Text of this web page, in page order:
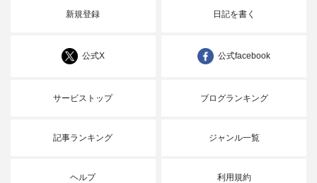
新規登録 日記を書く
公式X 公式facebook
サービストップ ブログランキング
記事ランキング ジャンル一覧
ヘルプ 利用規約